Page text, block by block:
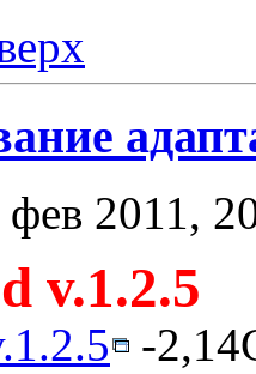
фев 2011,
v.1.2.5
-